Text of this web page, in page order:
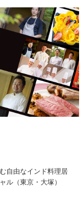
自由なインド料理居
ル（東京・大塚）